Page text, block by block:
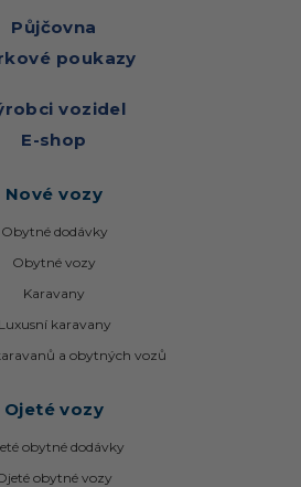
Půjčovna
poukazy
vozidel
E-shop
Nové vozy
Obytné dodávky
Obytné vozy
Karavany
Luxusní karavany
a obytných vozů
Ojeté vozy
obytné dodávky
obytné vozy